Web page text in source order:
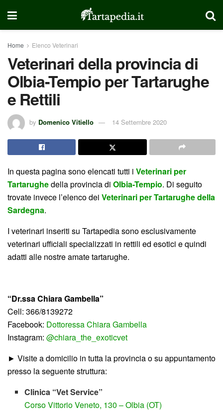
Home Elenco Veterinari
Veterinari della provincia di
Olbia-Tempio per Tartarughe
e Rettili
by Domenico Vitiello 14 Settembre 2020
In questa pagina sono elencati tutti i Veterinari per
Tartarughedella provincia di Olbia-Tempio. Di seguito
trovate invece l’elenco dei Veterinari per Tartarughe della
Sardegna.
I veterinari inseriti su Tartapedia sono esclusivamente
veterinari ufficiali specializzati in rettili ed esotici e quindi
adatti alle nostre amate tartarughe.
“Dr.ssa Chiara Gambella”
Cell: 366/8139272
Facebook: Dottoressa Chiara Gambella
Instagram: @chiara_the_exoticvet
► Visite a domicilio in tutta la provincia o su appuntamento
presso la seguente struttura:
Clinica “Vet Service”
Corso Vittorio Veneto, 130 – Olbia (OT)